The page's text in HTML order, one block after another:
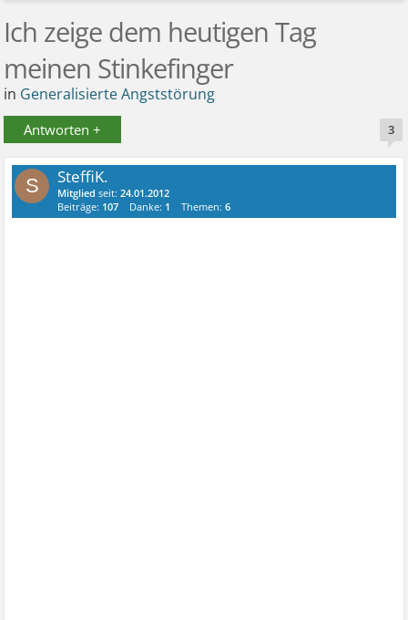
Ich zeige dem heutigen Tag
meinen Stinkefinger
in Generalisierte Angststörung
Antworten + 3
S SteffiK.
Mitglied seit:24.01.2012
Beiträge: 107 Danke: 1 Themen:6